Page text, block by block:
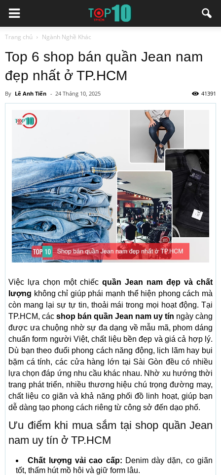
Trang chủ Ngành Nghề Khác
Top 6 shop bán quần Jean nam
đẹp nhất ở TP.HCM
By Lê Anh Tiến - 24 Tháng 10, 2025 41391
Việc lựa chọn một chiếc quần Jean nam đẹp và chất
lượng không chỉ giúp phái mạnh thể hiện phong cách mà
còn mang lại sự tự tin, thoải mái trong mọi hoạt động. Tại
TP.HCM, các shop bán quần Jean nam uy tín ngày càng
được ưa chuộng nhờ sự đa dạng về mẫu mã, phom dáng
chuẩn form người Việt, chất liệu bền đẹp và giá cả hợp lý.
Dù bạn theo đuổi phong cách năng động, lịch lãm hay bụi
bặm cá tính, các cửa hàng lớn tại Sài Gòn đều có nhiều
lựa chọn đáp ứng nhu cầu khác nhau. Nhờ xu hướng thời
trang phát triển, nhiều thương hiệu chú trọng đường may,
chất liệu co giãn và khả năng phối đồ linh hoạt, giúp bạn
dễ dàng tạo phong cách riêng từ công sở đến dạo phố.
Ưu điểm khi mua sắm tại shop quần Jean
nam uy tín ở TP.HCM
Chất lượng vải cao cấp: Denim dày dặn, co giãn
tốt, thấm hút mồ hôi và giữ form lâu.